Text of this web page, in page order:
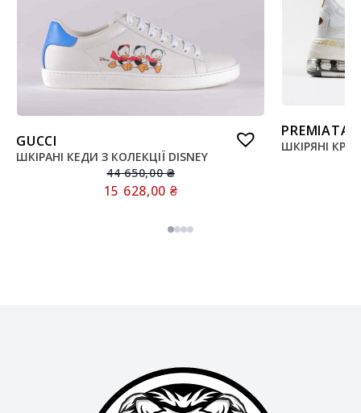
GUCCI
ШКІРАНІ КЕДИ З КОЛЕКЦІЇ DISNEY
44 650,00₴
15 628,00 ₴
PREMIATA
ШКІРЯНІ